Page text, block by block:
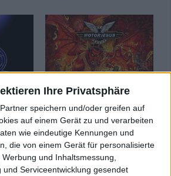
Ihre Privatsphäre
speichern und/oder greifen auf
auf einem Gerät zu und verarbeiten
wie eindeutige Kennungen und
die von einem Gerät für personalisierte
und Inhaltsmessung,
Serviceentwicklung gesendet
Review
Motorjesus
Hellbreaker